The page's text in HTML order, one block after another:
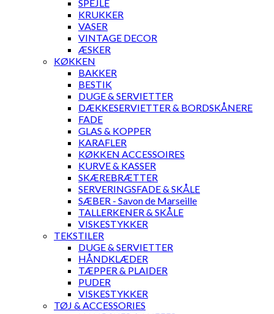
SPEJLE
KRUKKER
VASER
VINTAGE DECOR
ÆSKER
KØKKEN
BAKKER
BESTIK
DUGE & SERVIETTER
DÆKKESERVIETTER & BORDSKÅNERE
FADE
GLAS & KOPPER
KARAFLER
KØKKEN ACCESSOIRES
KURVE & KASSER
SKÆREBRÆTTER
SERVERINGSFADE & SKÅLE
SÆBER - Savon de Marseille
TALLERKENER & SKÅLE
VISKESTYKKER
TEKSTILER
DUGE & SERVIETTER
HÅNDKLÆDER
TÆPPER & PLAIDER
PUDER
VISKESTYKKER
TØJ & ACCESSORIES